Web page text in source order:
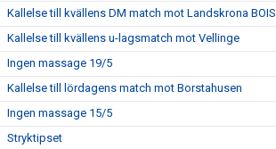
Kallelse till kvällens DM match mot Landskrona BOIS
Kallelse till kvällens u-lagsmatch mot Vellinge
Ingen massage 19/5
Kallelse till lördagens match mot Borstahusen
Ingen massage 15/5
Stryktipset